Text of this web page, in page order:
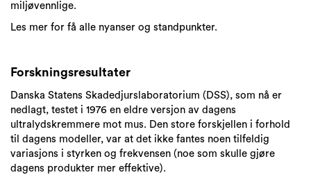
miljøvennlige.
Les mer for få alle nyanser og standpunkter.
Forskningsresultater
Danska Statens Skadedjurslaboratorium (DSS), som nå er
nedlagt, testet i 1976 en eldre versjon av dagens
ultralydskremmere mot mus. Den store forskjellen i forhold
til dagens modeller, var at det ikke fantes noen tilfeldig
variasjons i styrken og frekvensen (noe som skulle gjøre
dagens produkter mer effektive).